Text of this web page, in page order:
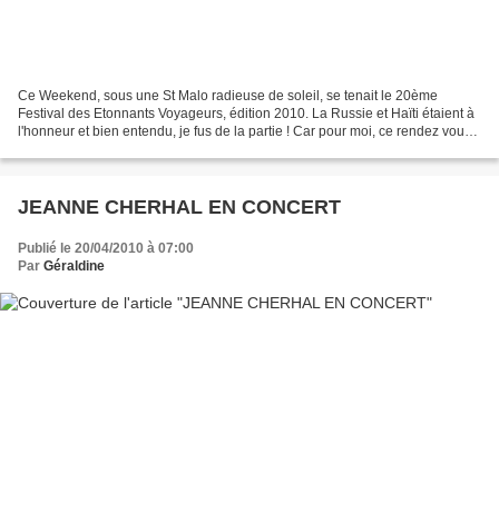
Ce Weekend, sous une St Malo radieuse de soleil, se tenait le 20ème
Festival des Etonnants Voyageurs, édition 2010. La Russie et Haïti étaient à
l'honneur et bien entendu, je fus de la partie ! Car pour moi, ce rendez vous
JEANNE CHERHAL EN CONCERT
Publié le 20/04/2010 à 07:00
Par Géraldine